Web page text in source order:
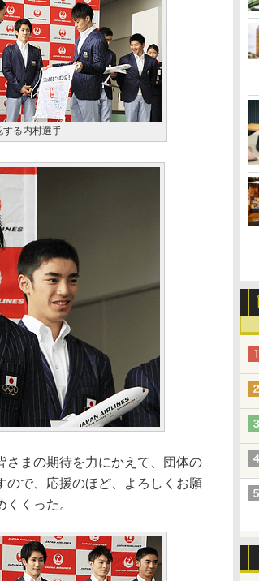
する内村選手
まの期待を力にかえて、団体の
ので、応援のほど、よろしくお願
くった。